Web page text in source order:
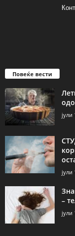
Повеќе вести
јули
јули
–
јули